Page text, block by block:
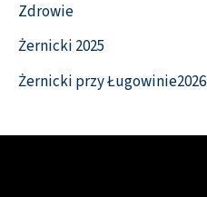
Zdrowie
Żernicki 2025
Żernicki przy Ługowinie2026